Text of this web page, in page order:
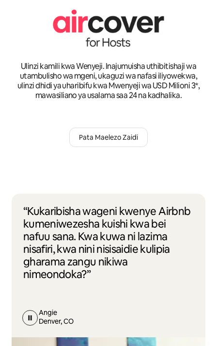
Ulinzi kamili kwa Wenyeji. Inajumuisha uthibitishaji wa
utambulisho wa mgeni, ukaguzi wa nafasi iliyowekwa,
ulinzi dhidi ya uharibifu kwa Mwenyeji wa USD Milioni 3*,
mawasiliano ya usalama saa 24 na kadhalika.
Pata Maelezo Zaidi
“Kukaribisha wageni kwenye Airbnb
kumeniwezesha kuishi kwa bei
nafuu sana. Kwa kuwa ni lazima
nisafiri, kwa nini nisisaidie kulipia
gharama zangu nikiwa
nimeondoka?”
Angie
Denver, CO